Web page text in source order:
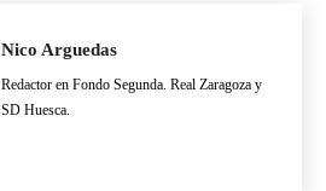
Nico Arguedas
Redactor en Fondo Segunda. Real Zaragoza y
SD Huesca.